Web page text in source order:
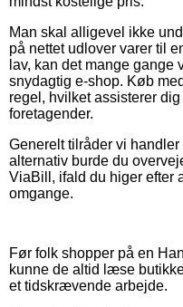
Man skal alligevel ikke
på nettet udlover varer til
lav, kan det mange
snydagtig e-shop. Køb
regel, hvilket assisterer
foretagender.
Generelt tilråder vi
alternativ burde du
ViaBill, ifald du higer efter
omgange.
Før folk shopper på en
kunne de altid læse
et tidskrævende arbejde.